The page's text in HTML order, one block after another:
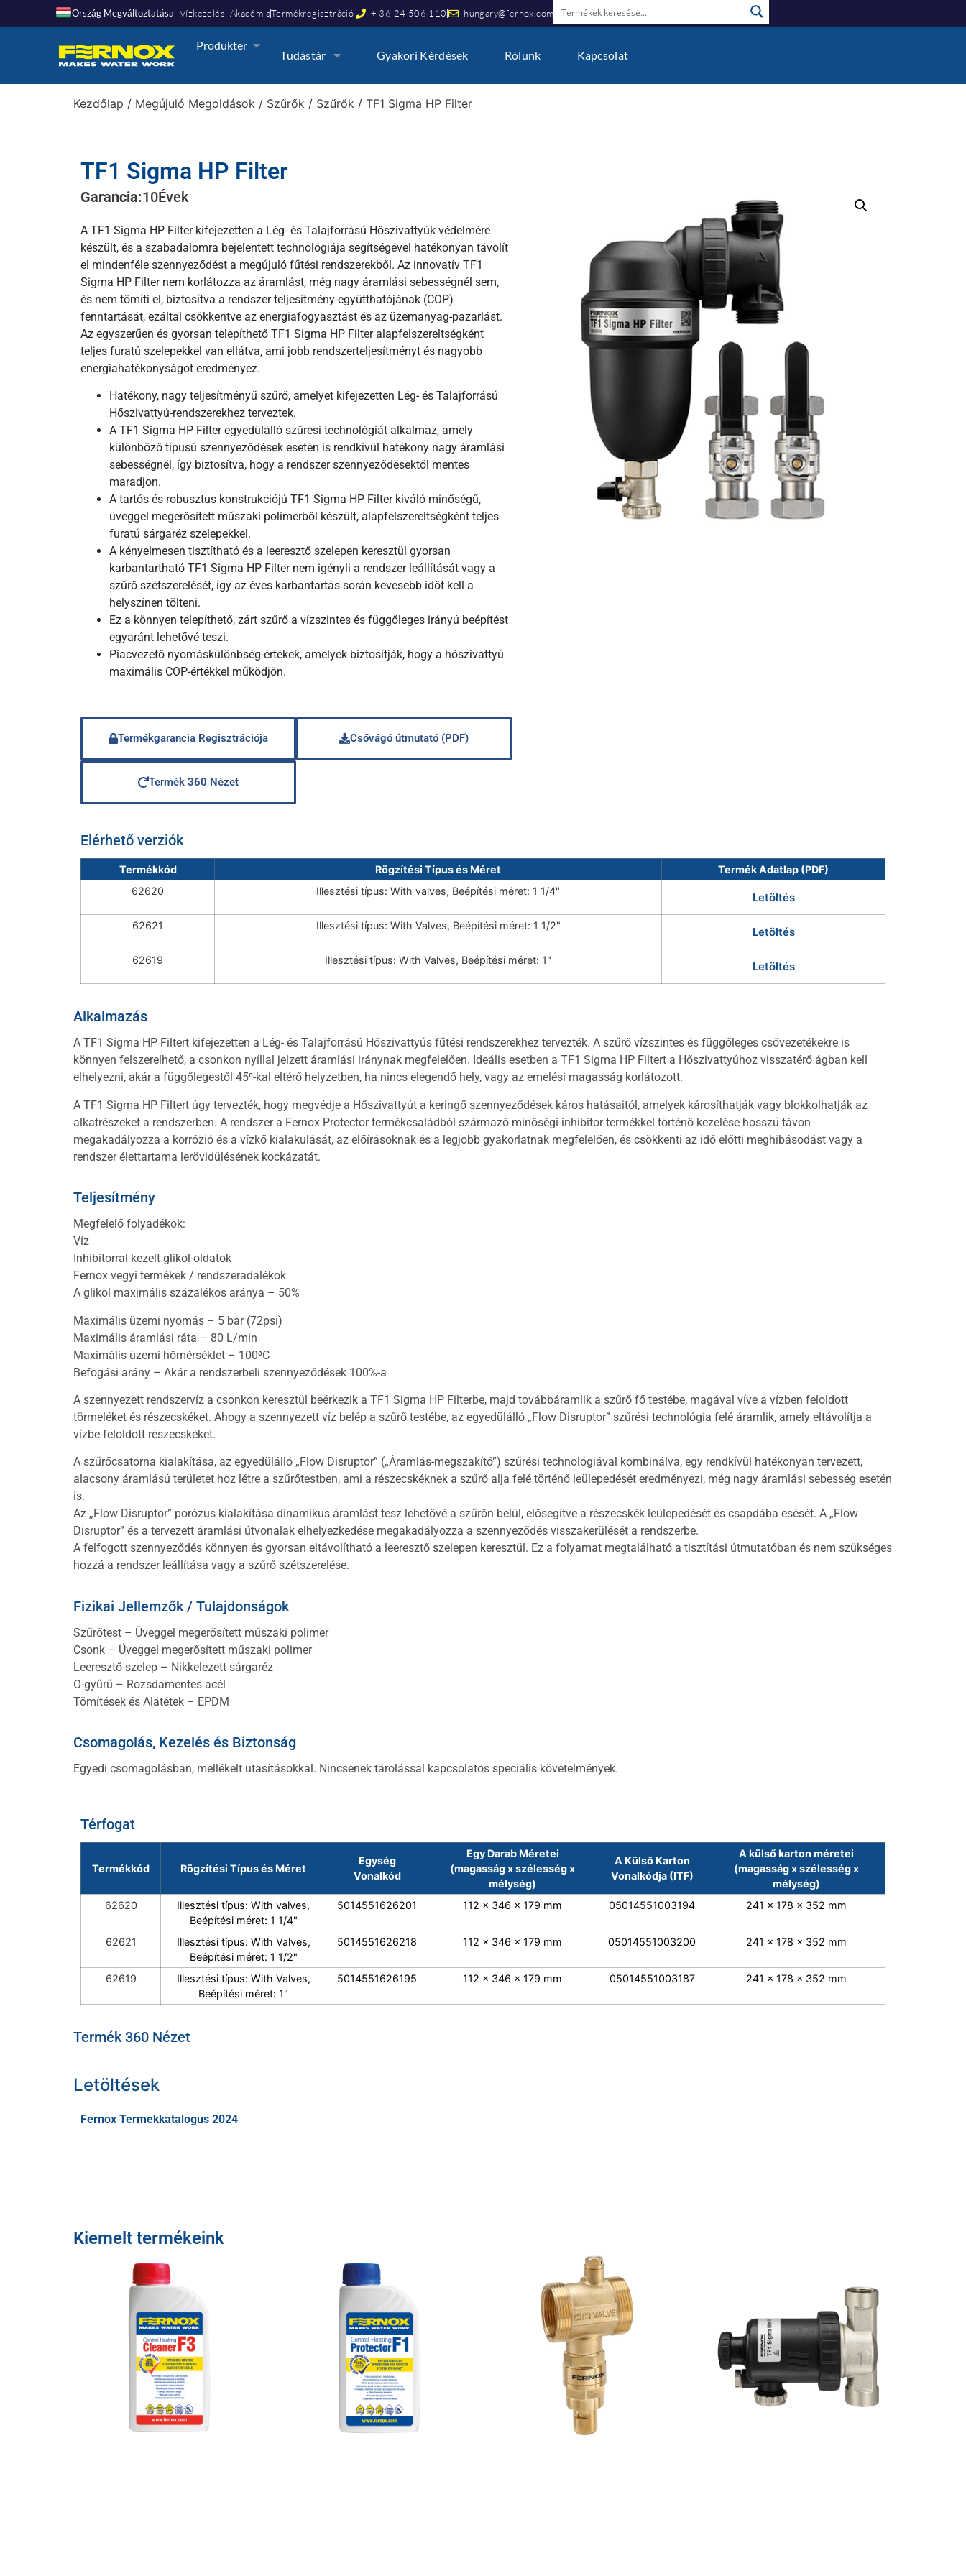
Ország Megváltoztatása Vízkezelési AkadémiaTermékregisztráció + 36 24 506 110 hungary@fernox.com
Produkter
Tudástár Gyakori Kérdések Rólunk Kapcsolat
Kezdőlap / Megújuló Megoldások / Szűrők / Szűrők / TF1 Sigma HP Filter
TF1 Sigma HP Filter
Garancia:10Évek
A TF1 Sigma HP Filter kifejezetten a Lég- és Talajforrású Hőszivattyúk védelmére
készült, és a szabadalomra bejelentett technológiája segítségével hatékonyan távolít
el mindenféle szennyeződést a megújuló fűtési rendszerekből. Az innovatív TF1
Sigma HP Filter nem korlátozza az áramlást, még nagy áramlási sebességnél sem,
és nem tömíti el, biztosítva a rendszer teljesítmény-együtthatójának (COP)
fenntartását, ezáltal csökkentve az energiafogyasztást és az üzemanyag-pazarlást.
Az egyszerűen és gyorsan telepíthető TF1 Sigma HP Filter alapfelszereltségként
teljes furatú szelepekkel van ellátva, ami jobb rendszerteljesítményt és nagyobb
energiahatékonyságot eredményez.
Hatékony, nagy teljesítményű szűrő, amelyet kifejezetten Lég- és Talajforrású
Hőszivattyú-rendszerekhez terveztek.
A TF1 Sigma HP Filter egyedülálló szűrési technológiát alkalmaz, amely
különböző típusú szennyeződések esetén is rendkívül hatékony nagy áramlási
sebességnél, így biztosítva, hogy a rendszer szennyeződésektől mentes
maradjon.
A tartós és robusztus konstrukciójú TF1 Sigma HP Filter kiváló minőségű,
üveggel megerősített műszaki polimerből készült, alapfelszereltségként teljes
furatú sárgaréz szelepekkel.
A kényelmesen tisztítható és a leeresztő szelepen keresztül gyorsan
karbantartható TF1 Sigma HP Filter nem igényli a rendszer leállítását vagy a
szűrő szétszerelését, így az éves karbantartás során kevesebb időt kell a
helyszínen tölteni.
Ez a könnyen telepíthető, zárt szűrő a vízszintes és függőleges irányú beépítést
egyaránt lehetővé teszi.
Piacvezető nyomáskülönbség-értékek, amelyek biztosítják, hogy a hőszivattyú
maximális COP-értékkel működjön.
Termékgarancia Regisztrációja Csővágó útmutató (PDF)
Termék 360 Nézet
Elérhető verziók
Termékkód Rögzítési Típus és Méret
Termék Adatlap (PDF)
62620
Illesztési típus: With valves, Beépítési méret: 1 1/4" Letöltés
62621 Illesztési típus: With Valves, Beépítési méret: 1 1/2" Letöltés
62619 Illesztési típus: With Valves, Beépítési méret: 1" Letöltés
Alkalmazás
A TF1 Sigma HP Filtert kifejezetten a Lég- és Talajforrású Hőszivattyús fűtési rendszerekhez tervezték. A szűrő vízszintes és függőleges csővezetékekre is
könnyen felszerelhető, a csonkon nyíllal jelzett áramlási iránynak megfelelően. Ideális esetben a TF1 Sigma HP Filtert a Hőszivattyúhoz visszatérő ágban kell
elhelyezni, akár a függőlegestől 45⁰-kal eltérő helyzetben, ha nincs elegendő hely, vagy az emelési magasság korlátozott.
A TF1 Sigma HP Filtert úgy tervezték, hogy megvédje a Hőszivattyút a keringő szennyeződések káros hatásaitól, amelyek károsíthatják vagy blokkolhatják az
alkatrészeket a rendszerben. A rendszer a Fernox Protector termékcsaládból származó minőségi inhibitor termékkel történő kezelése hosszú távon
megakadályozza a korrózió és a vízkő kialakulását, az előírásoknak és a legjobb gyakorlatnak megfelelően, és csökkenti az idő előtti meghibásodást vagy a
rendszer élettartama lerövidülésének kockázatát.
Teljesítmény
Megfelelő folyadékok:
Víz
Inhibitorral kezelt glikol-oldatok
Fernox vegyi termékek / rendszeradalékok
A glikol maximális százalékos aránya – 50%
Maximális üzemi nyomás – 5 bar (72psi)
Maximális áramlási ráta – 80 L/min
Maximális üzemi hőmérséklet – 100⁰C
Befogási arány – Akár a rendszerbeli szennyeződések 100%-a
A szennyezett rendszervíz a csonkon keresztül beérkezik a TF1 Sigma HP Filterbe, majd továbbáramlik a szűrő fő testébe, magával víve a vízben feloldott
törmeléket és részecskéket. Ahogy a szennyezett víz belép a szűrő testébe, az egyedülálló „Flow Disruptor” szűrési technológia felé áramlik, amely eltávolítja a
vízbe feloldott részecskéket.
A szűrőcsatorna kialakítása, az egyedülálló „Flow Disruptor” („Áramlás-megszakító”) szűrési technológiával kombinálva, egy rendkívül hatékonyan tervezett,
alacsony áramlású területet hoz létre a szűrőtestben, ami a részecskéknek a szűrő alja felé történő leülepedését eredményezi, még nagy áramlási sebesség esetén
is.
Az „Flow Disruptor” porózus kialakítása dinamikus áramlást tesz lehetővé a szűrőn belül, elősegítve a részecskék leülepedését és csapdába esését. A „Flow
Disruptor” és a tervezett áramlási útvonalak elhelyezkedése megakadályozza a szennyeződés visszakerülését a rendszerbe.
A felfogott szennyeződés könnyen és gyorsan eltávolítható a leeresztő szelepen keresztül. Ez a folyamat megtalálható a tisztítási útmutatóban és nem szükséges
hozzá a rendszer leállítása vagy a szűrő szétszerelése.
Fizikai Jellemzők / Tulajdonságok
Szűrőtest – Üveggel megerősített műszaki polimer
Csonk – Üveggel megerősített műszaki polimer
Leeresztő szelep – Nikkelezett sárgaréz
O-gyűrű – Rozsdamentes acél
Tömítések és Alátétek – EPDM
Csomagolás, Kezelés és Biztonság
Egyedi csomagolásban, mellékelt utasításokkal. Nincsenek tárolással kapcsolatos speciális követelmények.
Térfogat
Termékkód Rögzítési Típus és Méret
Egység
Vonalkód
Egy Darab Méretei
(magasság x szélesség x
mélység)
A Külső Karton
Vonalkódja (ITF)
A külső karton méretei
(magasság x szélesség x
mélység)
62620
Illesztési típus: With valves,
Beépítési méret: 1 1/4"
5014551626201 112 x 346 x 179 mm 05014551003194 241 x 178 x 352 mm
62621
Illesztési típus: With Valves,
Beépítési méret: 1 1/2"
5014551626218 112 x 346 x 179 mm 05014551003200 241 x 178 x 352 mm
62619
Illesztési típus: With Valves,
Beépítési méret: 1"
5014551626195 112 x 346 x 179 mm 05014551003187 241 x 178 x 352 mm
Termék 360 Nézet
Letöltések
Fernox Termekkatalogus 2024
Kiemelt termékeink